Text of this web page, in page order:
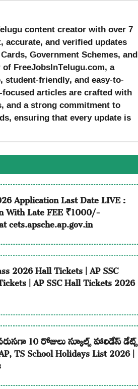
content creator with over 7
and verified updates
Government Schemes, and
FreeJobsInTelugu.com, a
friendly, and easy-to-
articles are crafted with
and a strong commitment to
ensuring that every update is
Application Last Date LIVE :
With Late FEE ₹1000/-
cets.apsche.ap.gov.in
2026 Hall Tickets | AP SSC
| AP SSC Hall Tickets 2026
10 రోజులు స్కూల్స్ హాలిడేస్ డేట్స్
TS School Holidays List 2026 |